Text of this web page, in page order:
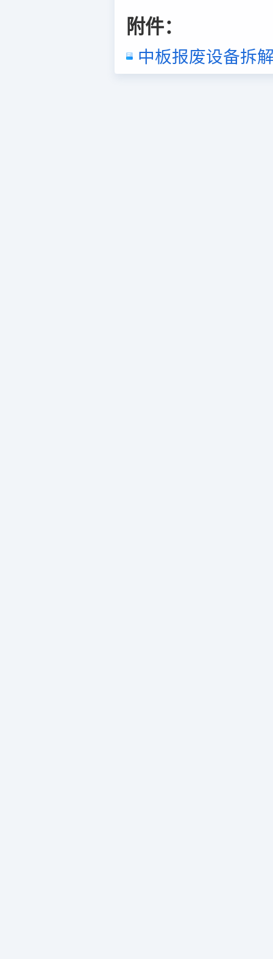
附件：
中板报废设备拆